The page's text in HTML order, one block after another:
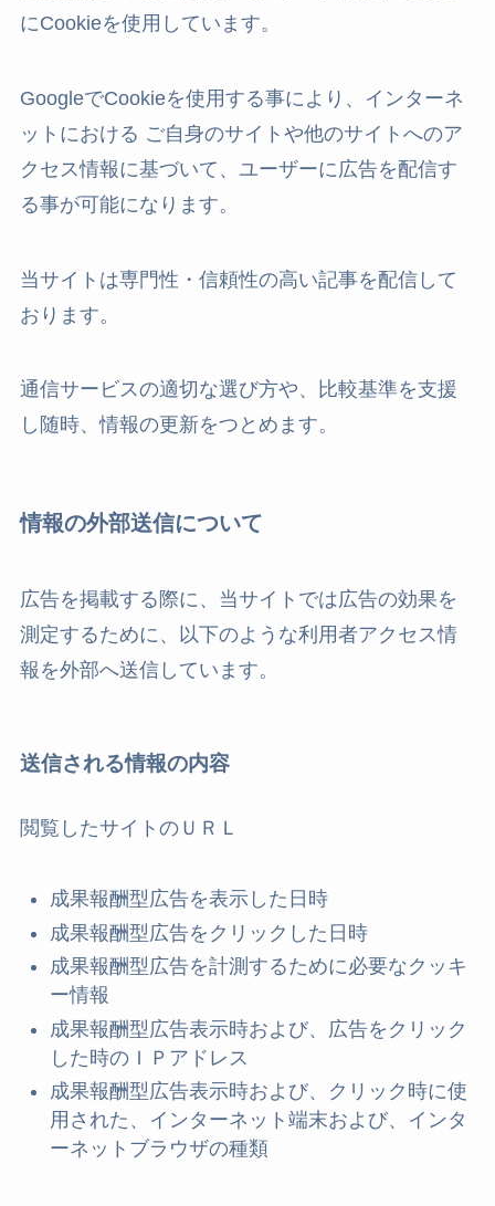
にCookieを使用しています。
GoogleでCookieを使用する事により、インターネ
ットにおける ご自身のサイトや他のサイトへのア
クセス情報に基づいて、ユーザーに広告を配信す
る事が可能になります。
当サイトは専門性・信頼性の高い記事を配信して
おります。
通信サービスの適切な選び方や、比較基準を支援
し随時、情報の更新をつとめます。
情報の外部送信について
広告を掲載する際に、当サイトでは広告の効果を
測定するために、以下のような利用者アクセス情
報を外部へ送信しています。
送信される情報の内容
閲覧したサイトのＵＲＬ
成果報酬型広告を表示した日時
成果報酬型広告をクリックした日時
成果報酬型広告を計測するために必要なクッキ
ー情報
成果報酬型広告表示時および、広告をクリック
した時のＩＰアドレス
成果報酬型広告表示時および、クリック時に使
用された、インターネット端末および、インタ
ーネットブラウザの種類